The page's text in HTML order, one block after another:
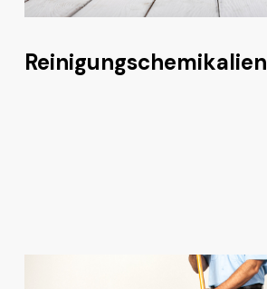
Reinigungschemikalien